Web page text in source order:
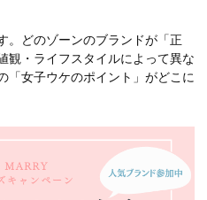
。どのゾーンのブランドが「正
観・ライフスタイルによって異な
「女子ウケのポイント」がどこに